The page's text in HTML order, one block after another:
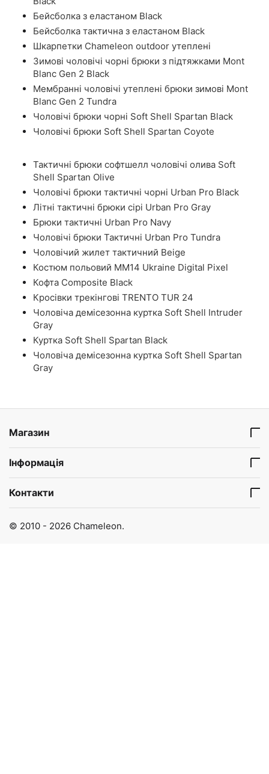
Бейсболка з еластаном Black
Бейсболка тактична з еластаном Black
Шкарпетки Chameleon outdoor утеплені
Зимові чоловічі чорні брюки з підтяжками Mont
Blanc Gen 2 Black
Мембранні чоловічі утеплені брюки зимові Mont
Blanc Gen 2 Tundra
Чоловічі брюки чорні Soft Shell Spartan Black
Чоловічі брюки Soft Shell Spartan Coyote
Тактичні брюки софтшелл чоловічі олива Soft
Shell Spartan Olive
Чоловічі брюки тактичні чорні Urban Pro Black
Літні тактичні брюки сірі Urban Pro Gray
Брюки тактичні Urban Pro Navy
Чоловічі брюки Тактичні Urban Pro Tundra
Чоловічий жилет тактичний Beige
Костюм польовий ММ14 Ukraine Digital Pixel
Кофта Composite Black
Кросівки трекінгові TRENTO TUR 24
Чоловіча демісезонна куртка Soft Shell Intruder
Gray
Куртка Soft Shell Spartan Black
Чоловіча демісезонна куртка Soft Shell Spartan
Gray
Магазин
Інформація
Контакти
© 2010 - 2026 Chameleon.